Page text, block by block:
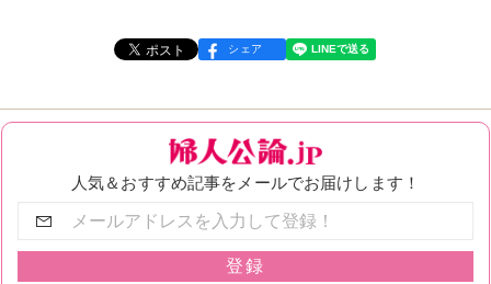
シェア